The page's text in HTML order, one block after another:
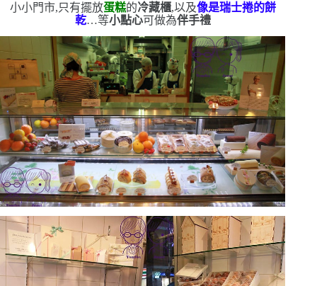
小小門市,只有擺放蛋糕的冷藏櫃,以及像是瑞士捲的餅
乾…等小點心可做為伴手禮